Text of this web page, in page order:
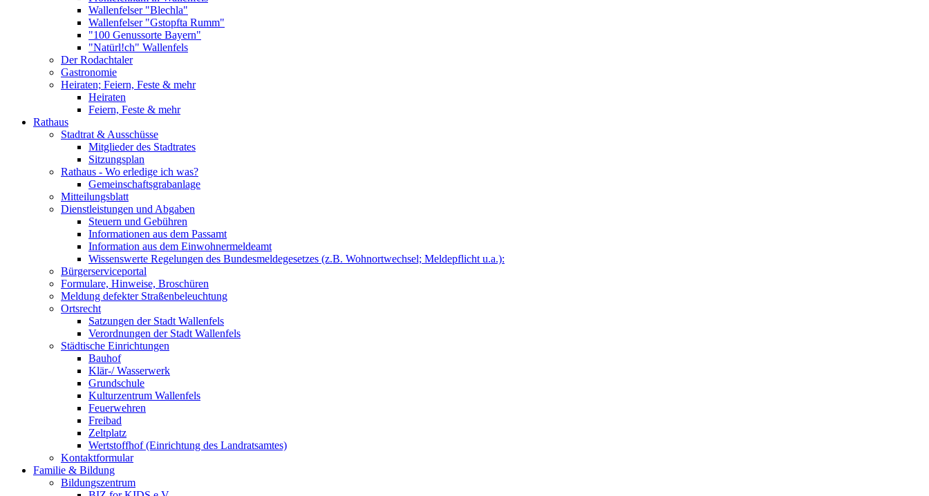
Wallenfelser "Blechla"
Wallenfelser "Gstopfta Rumm"
"100 Genussorte Bayern"
"Natürl!ch" Wallenfels
Der Rodachtaler
Gastronomie
Heiraten; Feiern, Feste & mehr
Heiraten
Feiern, Feste & mehr
Rathaus
Stadtrat & Ausschüsse
Mitglieder des Stadtrates
Sitzungsplan
Rathaus - Wo erledige ich was?
Gemeinschaftsgrabanlage
Mitteilungsblatt
Dienstleistungen und Abgaben
Steuern und Gebühren
Informationen aus dem Passamt
Information aus dem Einwohnermeldeamt
Wissenswerte Regelungen des Bundesmeldegesetzes (z.B. Wohnortwechsel; Meldepflicht u.a.):
Bürgerserviceportal
Formulare, Hinweise, Broschüren
Meldung defekter Straßenbeleuchtung
Ortsrecht
Satzungen der Stadt Wallenfels
Verordnungen der Stadt Wallenfels
Städtische Einrichtungen
Bauhof
Klär-/ Wasserwerk
Grundschule
Kulturzentrum Wallenfels
Feuerwehren
Freibad
Zeltplatz
Wertstoffhof (Einrichtung des Landratsamtes)
Kontaktformular
Familie & Bildung
Bildungszentrum